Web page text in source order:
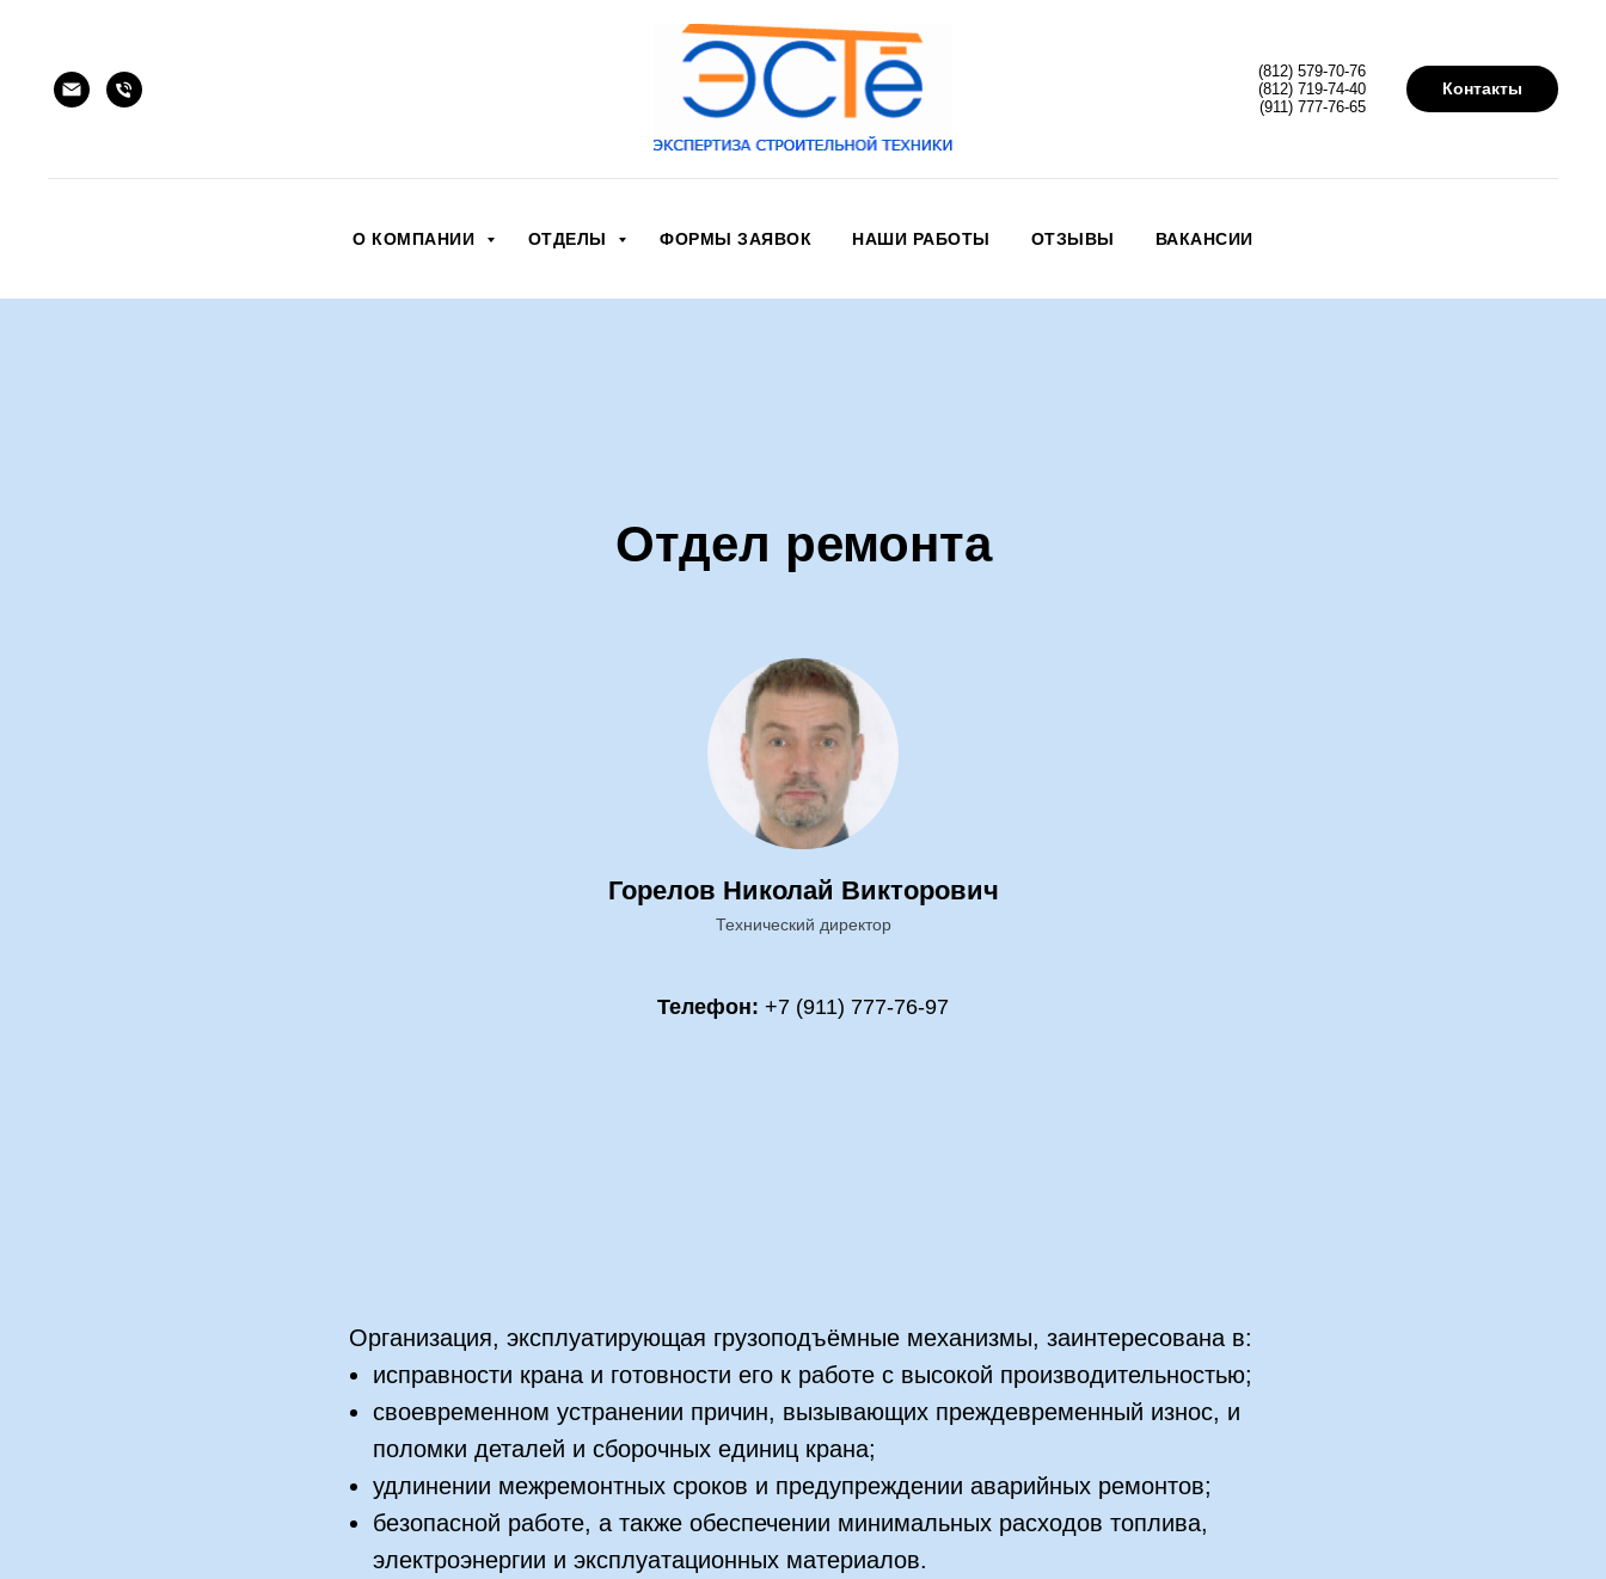
(812) 579-70-76
(812) 719-74-40
(911) 777-76-65
Контакты
О КОМПАНИИ ОТДЕЛЫ ФОРМЫ ЗАЯВОК НАШИ РАБОТЫ ОТЗЫВЫ ВАКАНСИИ
Отдел ремонта
Горелов Николай Викторович
Технический директор
Телефон: +7 (911) 777-76-97
Организация, эксплуатирующая грузоподъёмные механизмы, заинтересована в:
исправности крана и готовности его к работе с высокой производительностью;
своевременном устранении причин, вызывающих преждевременный износ, и
поломки деталей и сборочных единиц крана;
удлинении межремонтных сроков и предупреждении аварийных ремонтов;
безопасной работе, а также обеспечении минимальных расходов топлива,
электроэнергии и эксплуатационных материалов.